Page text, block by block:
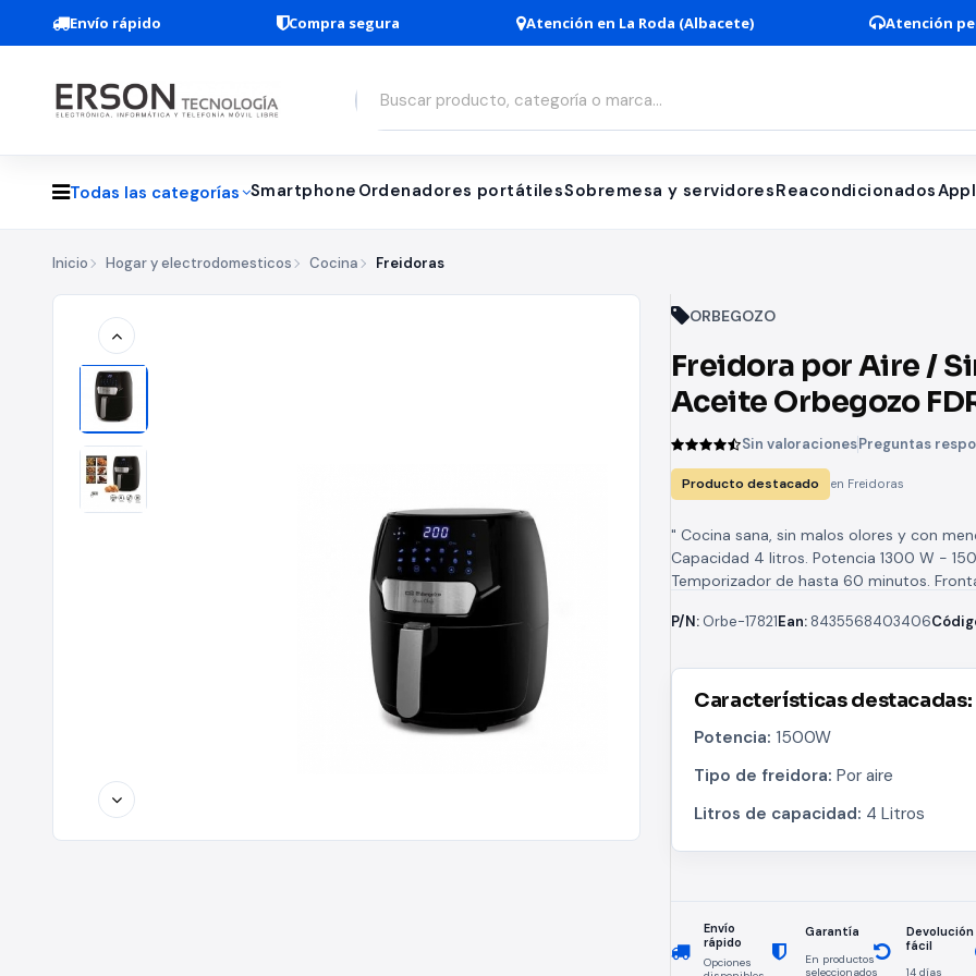
Envío rápido Compra segura Atención en La Roda (Albacete) Atención
Todas las categorías Smartphone Ordenadores portátilesSobremesa y servidoresReacondicionados
Inicio Hogar y electrodomesticos Cocina Freidoras
ORBEGOZO
Freidora por Aire /
Aceite Orbegozo
1500W/ Capacidad
Sin valoracionesPreguntas
Producto destacado en Freidoras
" Cocina sana, sin malos olores y con
Capacidad 4 litros. Potencia 1300 W -
Temporizador de hasta 60 minutos.
P/N: Orbe-17821Ean: 8435568403406
Características destacadas:
Potencia: 1500W
Tipo de freidora: Por aire
Litros de capacidad: 4 Litros
Envío
rápido
Opciones
Garantía
En productos
seleccionados
Devolución
fácil
14 días